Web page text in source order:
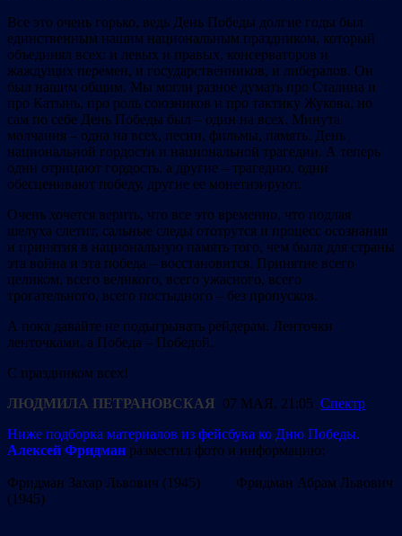
Все это очень горько, ведь День Победы долгие годы был
единственным нашим национальным праздником, который
объединял всех: и левых и правых, консерваторов и
жаждущих перемен, и государственников, и либералов. Он
был нашим общим. Мы могли разное думать про Сталина и
про Катынь, про роль союзников и про тактику Жукова, но
сам по себе День Победы был – один на всех. Минута
молчания – одна на всех, песни, фильмы, память. День
национальной гордости и национальной трагедии. А теперь
одни отрицают гордость, а другие – трагедию, одни
обесценивают победу, другие ее монетизируют.
Очень хочется верить, что все это временно, что подлая
шелуха слетит, сальные следы ототрутся и процесс осознания
и принятия в национальную память того, чем была для страны
эта война и эта победа – восстановится. Принятие всего
целиком, всего великого, всего ужасного, всего
трогательного, всего постыдного – без пропусков.
А пока давайте не подыгрывать рейдерам. Ленточки
ленточками. а Победа – Победой.
С праздником всех!
ЛЮДМИЛА ПЕТРАНОВСКАЯ 07 МАЯ, 21:05 Спектр
Ниже подборка материалов из фейсбука ко Дню Победы.
Алексей Фридман разместил фото и информацию:
Фридман Захар Львович (1945) Фридман Абрам Львович
(1945)